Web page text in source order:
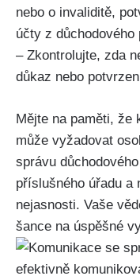
nebo o invaliditě,
účty z důchodového
– Zkontrolujte, zda
důkaz nebo
Mějte na paměti, že
může vyžadovat
správu
příslušného úřadu a
nejasnosti. Vaše
šance na úspěšné